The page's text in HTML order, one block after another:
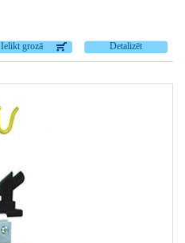
Detalizēt
Ielikt grozā